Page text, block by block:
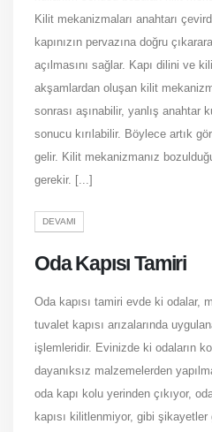
Kilit mekanizmaları anahtarı
kapınızın pervazına doğru
açılmasını sağlar. Kapı dilini ve
akşamlardan oluşan kilit
sonrası aşınabilir, yanlış anahtar
sonucu kırılabilir. Böylece artık
gelir. Kilit mekanizmanız
gerekir. [...]
DEVAMI
Oda Kapısı Tamiri
Oda kapısı tamiri evde ki odalar,
tuvalet kapısı arızalarında
işlemleridir. Evinizde ki odaların
dayanıksız malzemelerden
oda kapı kolu yerinden çıkıyor,
kapısı kilitlenmiyor, gibi